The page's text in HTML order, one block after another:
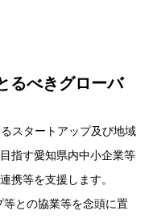
るべきグローバ
スタートアップ及び地域
指す愛知県内中小企業等
携等を⽀援します。
等との協業等を念頭に置